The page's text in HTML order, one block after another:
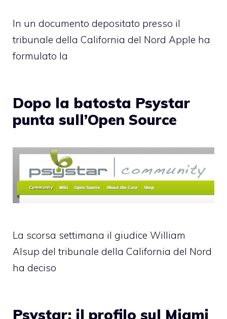
In un documento depositato presso il
tribunale della California del Nord Apple ha
formulato la
Dopo la batosta Psystar
punta sull’Open Source
La scorsa settimana il giudice William
Alsup del tribunale della California del Nord
ha deciso
Psystar: il profilo sul Miami